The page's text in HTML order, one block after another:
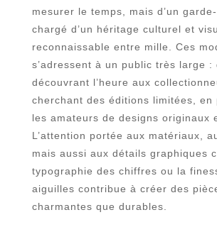
mesurer le temps, mais d’un
chargé d’un héritage culturel et
reconnaissable entre mille. Ces
s’adressent à un public très large :
découvrant l’heure aux
cherchant des éditions limitées, en
les amateurs de designs originaux
L’attention portée aux matériaux,
mais aussi aux détails graphiques
typographie des chiffres ou la
aiguilles contribue à créer des
charmantes que durables.